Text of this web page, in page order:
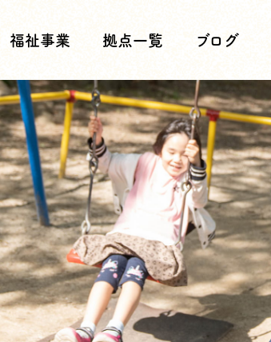
福祉事業 拠点一覧 ブログ